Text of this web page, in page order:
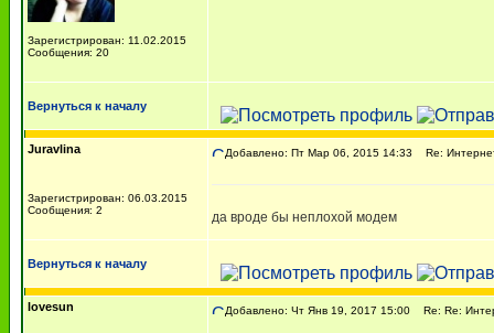
Зарегистрирован: 11.02.2015
Сообщения: 20
Вернуться к началу
Juravlina
Зарегистрирован: 06.03.2015
Сообщения: 2
Добавлено: Пт Мар 06, 2015 14:33 Re:
да вроде бы неплохой модем
Вернуться к началу
lovesun Добавлено: Чт Янв 19, 2017 15:00 Re: Re: